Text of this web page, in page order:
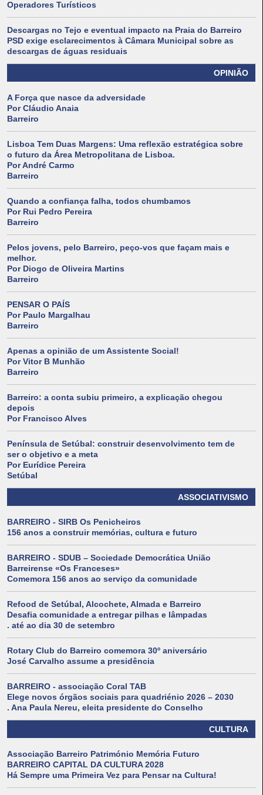
Operadores Turísticos
Descargas no Tejo e eventual impacto na Praia do Barreiro
PSD exige esclarecimentos à Câmara Municipal sobre as
descargas de águas residuais
OPINIÃO
A Força que nasce da adversidade
Por Cláudio Anaia
Barreiro
Lisboa Tem Duas Margens: Uma reflexão estratégica sobre
o futuro da Área Metropolitana de Lisboa.
Por André Carmo
Barreiro
Quando a confiança falha, todos chumbamos
Por Rui Pedro Pereira
Barreiro
Pelos jovens, pelo Barreiro, peço-vos que façam mais e
melhor.
Por Diogo de Oliveira Martins
Barreiro
PENSAR O PAÍS
Por Paulo Margalhau
Barreiro
Apenas a opinião de um Assistente Social!
Por Vitor B Munhão
Barreiro
Barreiro: a conta subiu primeiro, a explicação chegou
depois
Por Francisco Alves
Península de Setúbal: construir desenvolvimento tem de
ser o objetivo e a meta
Por Eurídice Pereira
Setúbal
ASSOCIATIVISMO
BARREIRO - SIRB Os Penicheiros
156 anos a construir memórias, cultura e futuro
BARREIRO - SDUB – Sociedade Democrática União
Barreirense «Os Franceses»
Comemora 156 anos ao serviço da comunidade
Refood de Setúbal, Alcochete, Almada e Barreiro
Desafia comunidade a entregar pilhas e lâmpadas
. até ao dia 30 de setembro
Rotary Club do Barreiro comemora 30º aniversário
José Carvalho assume a presidência
BARREIRO - associação Coral TAB
Elege novos órgãos sociais para quadriénio 2026 – 2030
. Ana Paula Nereu, eleita presidente do Conselho
CULTURA
Associação Barreiro Património Memória Futuro
BARREIRO CAPITAL DA CULTURA 2028
Há Sempre uma Primeira Vez para Pensar na Cultura!